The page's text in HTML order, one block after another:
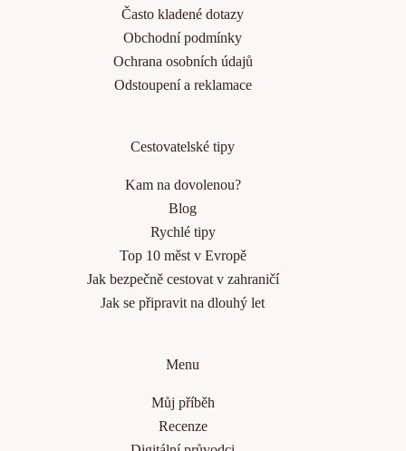
Často kladené dotazy
Obchodní podmínky
Ochrana osobních údajů
Odstoupení a reklamace
Cestovatelské tipy
Kam na dovolenou?
Blog
Rychlé tipy
Top 10 měst v Evropě
Jak bezpečně cestovat v zahraničí
Jak se připravit na dlouhý let
Menu
Můj příběh
Recenze